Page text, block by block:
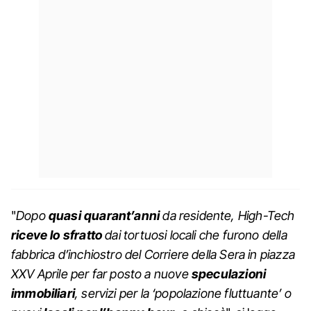
"Dopoquasi quarant’annida residente, High-Tech
riceve lo sfrattodai tortuosi locali che furono della
fabbrica d’inchiostro del Corriere della Sera in piazza
XXV Aprile per far posto a nuovespeculazioni
immobiliari, servizi per la ‘popolazione fluttuante’ o